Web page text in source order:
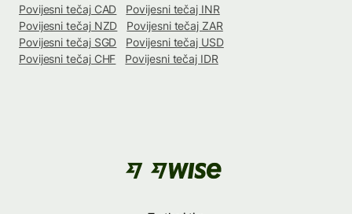
Povijesni tečaj CAD
Povijesni tečaj INR
Povijesni tečaj NZD
Povijesni tečaj ZAR
Povijesni tečaj SGD
Povijesni tečaj USD
Povijesni tečaj CHF
Povijesni tečaj IDR